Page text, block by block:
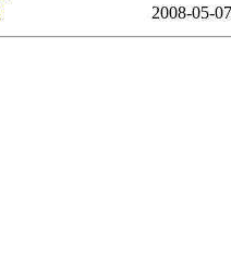
2008-05-